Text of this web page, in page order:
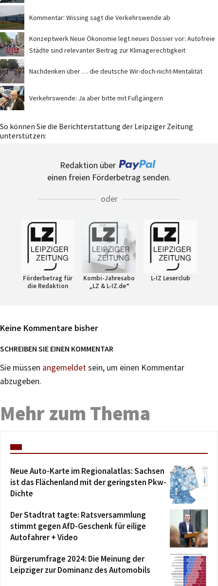
Kommentar: Wissing sagt die Verkehrswende ab
Konzeptwerk Neue Ökonomie legt neues Dossier vor: Autofreie
Städte sind relevanter Beitrag zur Klimagerechtigkeit
Nachdenken über … die deutsche Wir-doch-nicht-Mentalität
Verkehrswende: Ja aber bitte mit Fußgängern
So können Sie die Berichterstattung der Leipziger Zeitung
unterstützen:
Redaktion über
einen freien Förderbetrag senden.
oder
Förderbetrag für
die Redaktion
Kombi-Jahresabo
„LZ & L-IZ.de“
L-IZ Leserclub
Keine Kommentare bisher
SCHREIBEN SIE EINEN KOMMENTAR
Sie müssen angemeldetsein, um einen Kommentar
abzugeben.
Mehr zum Thema
Neue Auto-Karte im Regionalatlas: Sachsen
ist das Flächenland mit der geringsten Pkw-
Dichte
Der Stadtrat tagte: Ratsversammlung
stimmt gegen AfD-Geschenk für eilige
Autofahrer + Video
Bürgerumfrage 2024: Die Meinung der
Leipziger zur Dominanz des Automobils